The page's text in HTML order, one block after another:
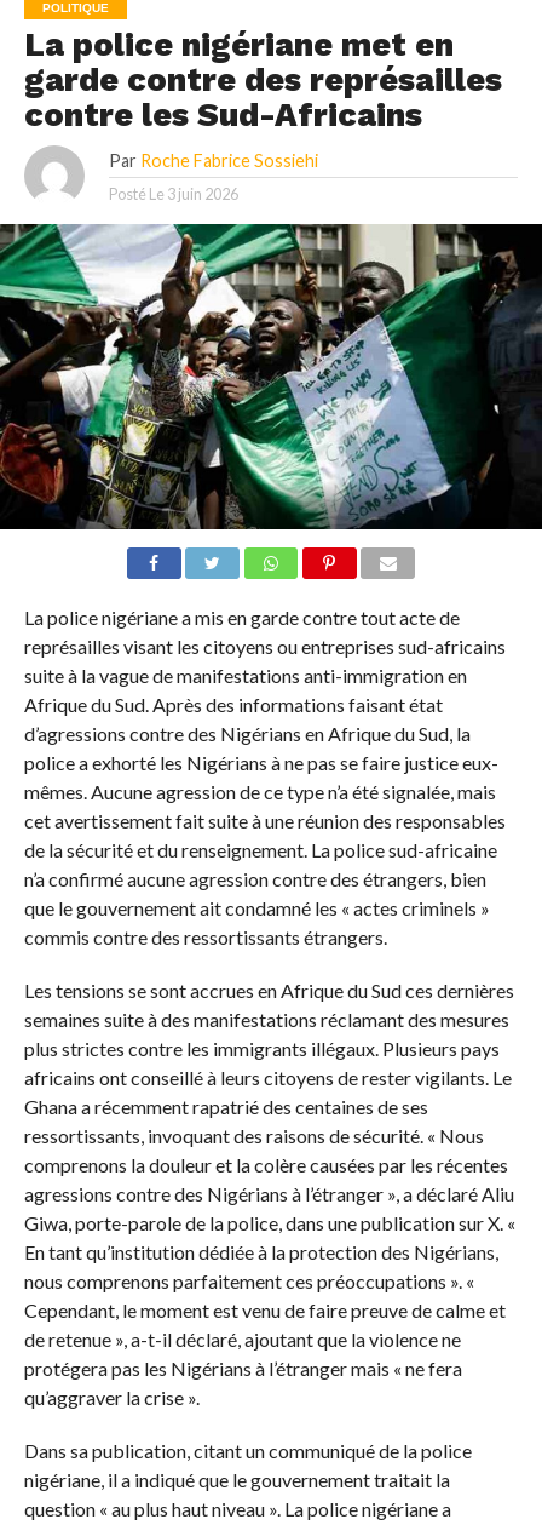
POLITIQUE
La police nigériane met en
garde contre des représailles
contre les Sud-Africains
Par Roche Fabrice Sossiehi
Posté Le 3 juin 2026
La police nigériane a mis en garde contre tout acte de
représailles visant les citoyens ou entreprises sud-africains
suite à la vague de manifestations anti-immigration en
Afrique du Sud. Après des informations faisant état
d’agressions contre des Nigérians en Afrique du Sud, la
police a exhorté les Nigérians à ne pas se faire justice eux-
mêmes. Aucune agression de ce type n’a été signalée, mais
cet avertissement fait suite à une réunion des responsables
de la sécurité et du renseignement. La police sud-africaine
n’a confirmé aucune agression contre des étrangers, bien
que le gouvernement ait condamné les « actes criminels »
commis contre des ressortissants étrangers.
Les tensions se sont accrues en Afrique du Sud ces dernières
semaines suite à des manifestations réclamant des mesures
plus strictes contre les immigrants illégaux. Plusieurs pays
africains ont conseillé à leurs citoyens de rester vigilants. Le
Ghana a récemment rapatrié des centaines de ses
ressortissants, invoquant des raisons de sécurité. « Nous
comprenons la douleur et la colère causées par les récentes
agressions contre des Nigérians à l’étranger », a déclaré Aliu
Giwa, porte-parole de la police, dans une publication sur X. «
En tant qu’institution dédiée à la protection des Nigérians,
nous comprenons parfaitement ces préoccupations ». «
Cependant, le moment est venu de faire preuve de calme et
de retenue », a-t-il déclaré, ajoutant que la violence ne
protégera pas les Nigérians à l’étranger mais « ne fera
qu’aggraver la crise ».
Dans sa publication, citant un communiqué de la police
nigériane, il a indiqué que le gouvernement traitait la
question « au plus haut niveau ». La police nigériane a